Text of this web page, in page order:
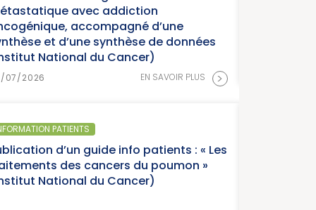
>
« Les
»
Parution du
France, édition 2026